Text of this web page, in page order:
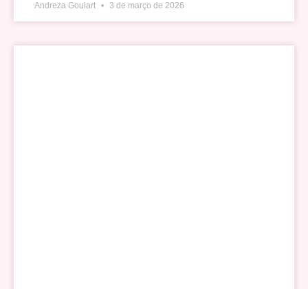
Andreza Goulart 3 de março de 2026